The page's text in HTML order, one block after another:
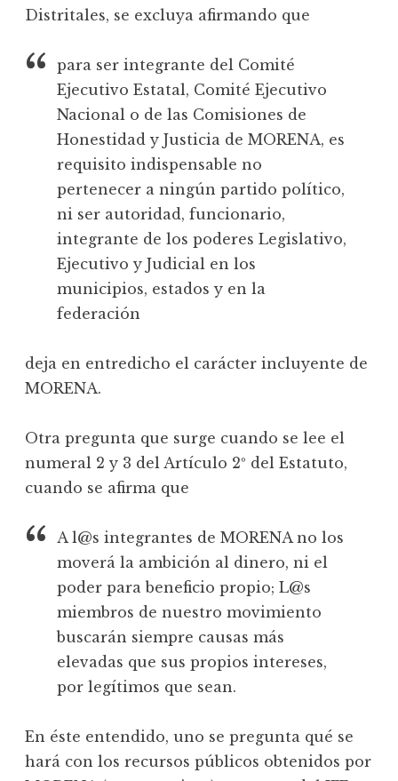
Distritales, se excluya afirmando que
para ser integrante del Comité
Ejecutivo Estatal, Comité Ejecutivo
Nacional o de las Comisiones de
Honestidad y Justicia de MORENA, es
requisito indispensable no
pertenecer a ningún partido político,
ni ser autoridad, funcionario,
integrante de los poderes Legislativo,
Ejecutivo y Judicial en los
municipios, estados y en la
federación
deja en entredicho el carácter incluyente de
MORENA.
Otra pregunta que surge cuando se lee el
numeral 2 y 3 del Artículo 2º del Estatuto,
cuando se afirma que
A l@s integrantes de MORENA no los
moverá la ambición al dinero, ni el
poder para beneficio propio; L@s
miembros de nuestro movimiento
buscarán siempre causas más
elevadas que sus propios intereses,
por legítimos que sean.
En éste entendido, uno se pregunta qué se
hará con los recursos públicos obtenidos por